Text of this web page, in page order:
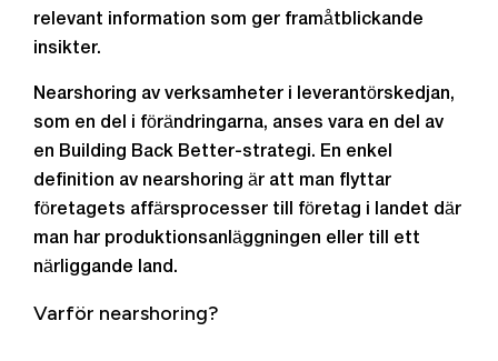
relevant information som ger framåtblickande
insikter.
Nearshoring av verksamheter i leverantörskedjan,
som en del i förändringarna, anses vara en del av
en Building Back Better-strategi. En enkel
definition av nearshoring är att man flyttar
företagets affärsprocesser till företag i landet där
man har produktionsanläggningen eller till ett
närliggande land.
Varför nearshoring?